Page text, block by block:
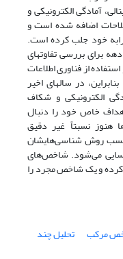
آمادگی الکترونیکی و
اضافه شده است و
خود جلب کرده است.
برای بررسی تفاوتهای
از فناوری اطلاعات
در سالهای اخیر
الکترونیکی و شکاف
خاص خود را دنبال
هنوز نسبتاً غیر دقیق
حسب روش شناسی‌هایشان
می‌شود. شاخص‌های
کرده و یک شاخص مجرد را
مرکب تحلیل چند